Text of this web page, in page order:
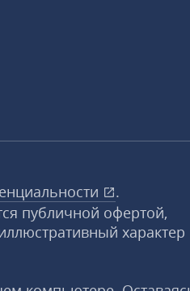
.
публичной офертой,
характер